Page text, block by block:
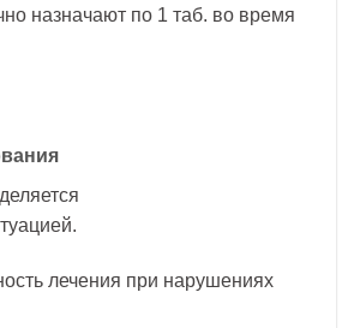
назначают по 1 таб. во время
лечения при нарушениях